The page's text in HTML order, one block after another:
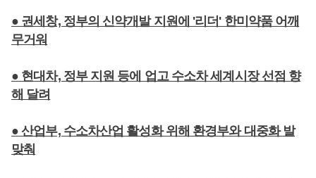
● 권세창, 정부의 신약개발 지원에 '리더' 한미약품 어깨
무거워
● 현대차, 정부 지원 등에 업고 수소차 세계시장 선점 향
해 달려
● 산업부, 수소차산업 활성화 위해 환경부와 대중화 발
맞춰